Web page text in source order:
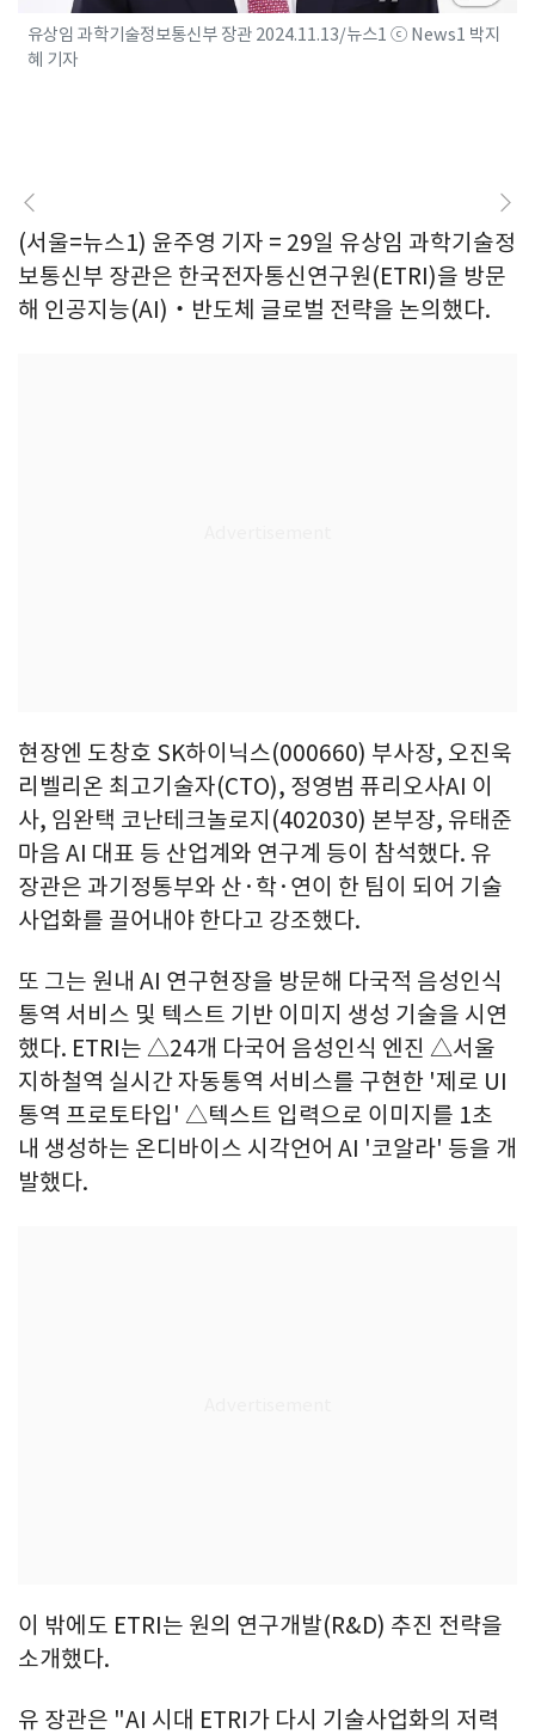
유상임 과학기술정보통신부 장관 2024.11.13/뉴스1 ⓒ News1 박지
혜 기자
(서울=뉴스1) 윤주영 기자 = 29일 유상임 과학기술정
보통신부 장관은 한국전자통신연구원(ETRI)을 방문
해 인공지능(AI)‧반도체 글로벌 전략을 논의했다.
현장엔 도창호 SK하이닉스(000660) 부사장, 오진욱
리벨리온 최고기술자(CTO), 정영범 퓨리오사AI 이
사, 임완택 코난테크놀로지(402030) 본부장, 유태준
마음 AI 대표 등 산업계와 연구계 등이 참석했다. 유
장관은 과기정통부와 산·학·연이 한 팀이 되어 기술
사업화를 끌어내야 한다고 강조했다.
또 그는 원내 AI 연구현장을 방문해 다국적 음성인식
통역 서비스 및 텍스트 기반 이미지 생성 기술을 시연
했다. ETRI는 △24개 다국어 음성인식 엔진 △서울
지하철역 실시간 자동통역 서비스를 구현한 '제로 UI
통역 프로토타입' △텍스트 입력으로 이미지를 1초
내 생성하는 온디바이스 시각언어 AI '코알라' 등을 개
발했다.
이 밖에도 ETRI는 원의 연구개발(R&D) 추진 전략을
소개했다.
유 장관은 "AI 시대 ETRI가 다시 기술사업화의 저력